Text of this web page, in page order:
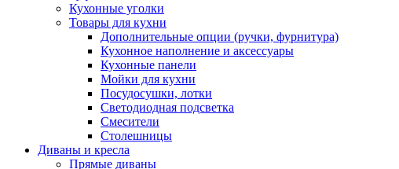
Кухонные уголки
Товары для кухни
Дополнительные опции (ручки, фурнитура)
Кухонное наполнение и аксессуары
Кухонные панели
Мойки для кухни
Посудосушки, лотки
Светодиодная подсветка
Смесители
Столешницы
Диваны и кресла
Прямые диваны